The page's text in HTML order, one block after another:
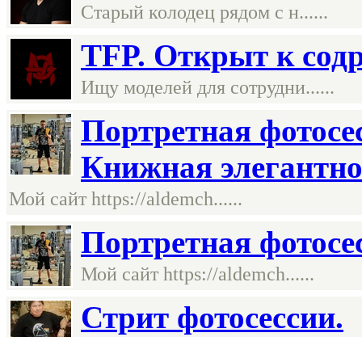
Старый колодец рядом с н......
TFP. Открыт к
Ищу моделей для сотрудни......
Портретная
Книжная
Мой сайт https://aldemch......
Портретная
Мой сайт https://aldemch......
Стрит фотосессии.